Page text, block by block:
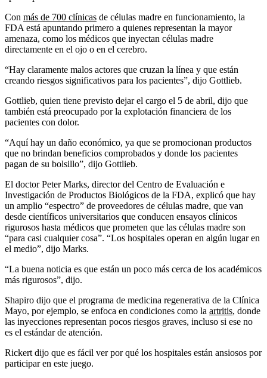
Con más de 700 clínicas de células madre en funcionamiento, la
FDA está apuntando primero a quienes representan la mayor
amenaza, como los médicos que inyectan células madre
directamente en el ojo o en el cerebro.
“Hay claramente malos actores que cruzan la línea y que están
creando riesgos significativos para los pacientes”, dijo Gottlieb.
Gottlieb, quien tiene previsto dejar el cargo el 5 de abril, dijo que
también está preocupado por la explotación financiera de los
pacientes con dolor.
“Aquí hay un daño económico, ya que se promocionan productos
que no brindan beneficios comprobados y donde los pacientes
pagan de su bolsillo”, dijo Gottlieb.
El doctor Peter Marks, director del Centro de Evaluación e
Investigación de Productos Biológicos de la FDA, explicó que hay
un amplio “espectro” de proveedores de células madre, que van
desde científicos universitarios que conducen ensayos clínicos
rigurosos hasta médicos que prometen que las células madre son
“para casi cualquier cosa”. “Los hospitales operan en algún lugar en
el medio”, dijo Marks.
“La buena noticia es que están un poco más cerca de los académicos
más rigurosos”, dijo.
Shapiro dijo que el programa de medicina regenerativa de la Clínica
Mayo, por ejemplo, se enfoca en condiciones como la artritis, donde
las inyecciones representan pocos riesgos graves, incluso si ese no
es el estándar de atención.
Rickert dijo que es fácil ver por qué los hospitales están ansiosos por
participar en este juego.